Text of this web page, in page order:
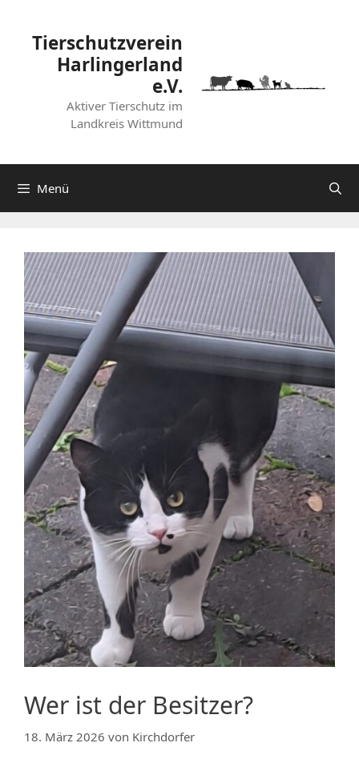
springenTierschutzverein
Harlingerland
e.V.
Aktiver Tierschutz im
Landkreis Wittmund
Menü
Wer ist der Besitzer?
18. März 2026 von Kirchdorfer